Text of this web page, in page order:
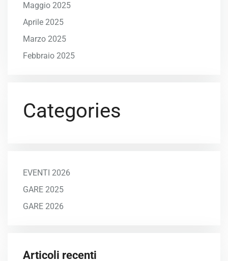
Maggio 2025
Aprile 2025
Marzo 2025
Febbraio 2025
Categories
EVENTI 2026
GARE 2025
GARE 2026
Articoli recenti